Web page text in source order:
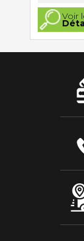
Voir
Ce
produit
a
plusieurs
Les